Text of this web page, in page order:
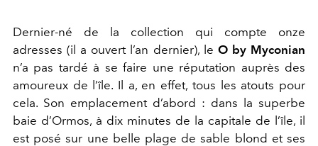
Dernier-né de la collection qui compte onze
adresses (il a ouvert l’an dernier), le O by Myconian
n’a pas tardé à se faire une réputation auprès des
amoureux de l’île. Il a, en effet, tous les atouts pour
cela. Son emplacement d’abord : dans la superbe
baie d’Ormos, à dix minutes de la capitale de l’île, il
est posé sur une belle plage de sable blond et ses